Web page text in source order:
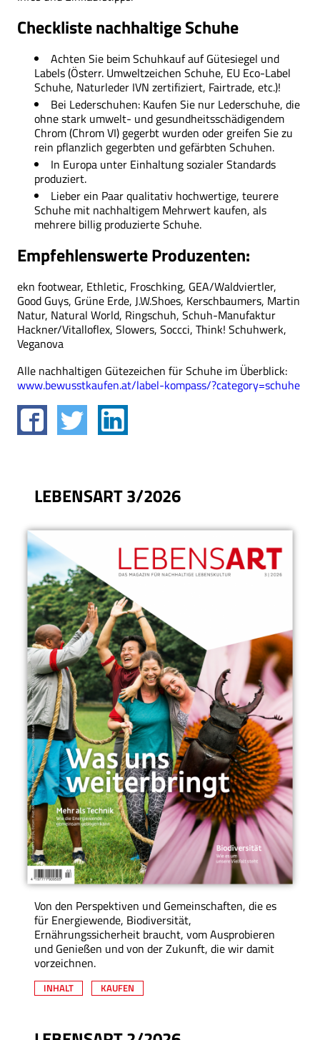
Checkliste nachhaltige Schuhe
Achten Sie beim Schuhkauf auf Gütesiegel und
Labels (Österr. Umweltzeichen Schuhe, EU Eco-Label
Schuhe, Naturleder IVN zertifiziert, Fairtrade, etc.)!
Bei Lederschuhen: Kaufen Sie nur Lederschuhe, die
ohne stark umwelt- und gesundheitsschädigendem
Chrom (Chrom VI) gegerbt wurden oder greifen Sie zu
rein pflanzlich gegerbten und gefärbten Schuhen.
In Europa unter Einhaltung sozialer Standards
produziert.
Lieber ein Paar qualitativ hochwertige, teurere
Schuhe mit nachhaltigem Mehrwert kaufen, als
mehrere billig produzierte Schuhe.
Empfehlenswerte Produzenten:
ekn footwear, Ethletic, Froschking, GEA/Waldviertler,
Good Guys, Grüne Erde, J.W.Shoes, Kerschbaumers, Martin
Natur, Natural World, Ringschuh, Schuh-Manufaktur
Hackner/Vitalloflex, Slowers, Soccci, Think! Schuhwerk,
Veganova
Alle nachhaltigen Gütezeichen für Schuhe im Überblick:
www.bewusstkaufen.at/label-kompass/?category=schuhe
LEBENSART 3/2026
Von den Perspektiven und Gemeinschaften, die es
für Energiewende, Biodiversität,
Ernährungssicherheit braucht, vom Ausprobieren
und Genießen und von der Zukunft, die wir damit
vorzeichnen.
INHALT KAUFEN